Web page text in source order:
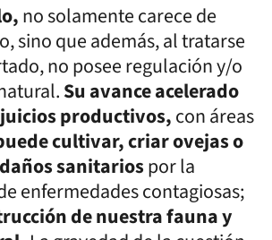
no solamente carece de
sino que además, al tratarse
no posee regulación y/o
Su avance acelerado
productivos,con áreas
cultivar, criar ovejas o
sanitariospor la
enfermedades contagiosas;
de nuestra fauna y